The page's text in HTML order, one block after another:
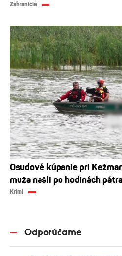
Zahraničie
Osudové kúpanie pri
muža našli po hodinách
Krimi
Odporúčame